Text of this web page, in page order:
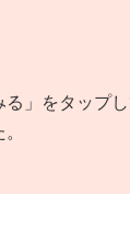
る」をタップ